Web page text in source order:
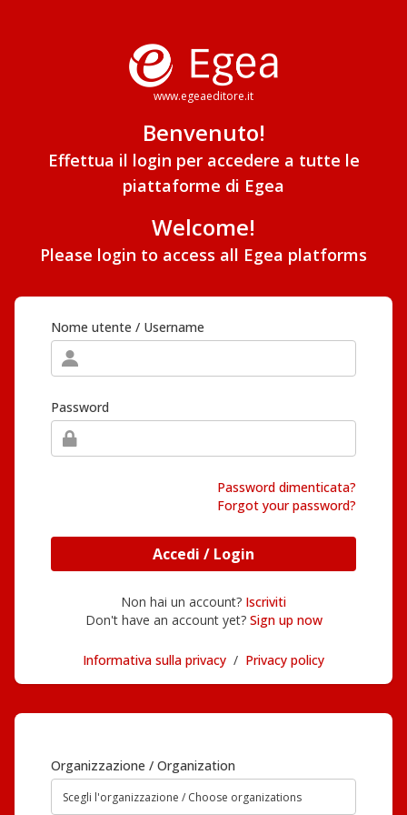
www.egeaeditore.it
Benvenuto!
Effettua il login per accedere a tutte le
piattaforme di Egea
Welcome!
Please login to access all Egea platforms
Nome utente / Username
Password
Password dimenticata?
Forgot your password?
Accedi / Login
Non hai un account? Iscriviti
Don't have an account yet? Sign up now
Informativa sulla privacy / Privacy policy
Organizzazione / Organization